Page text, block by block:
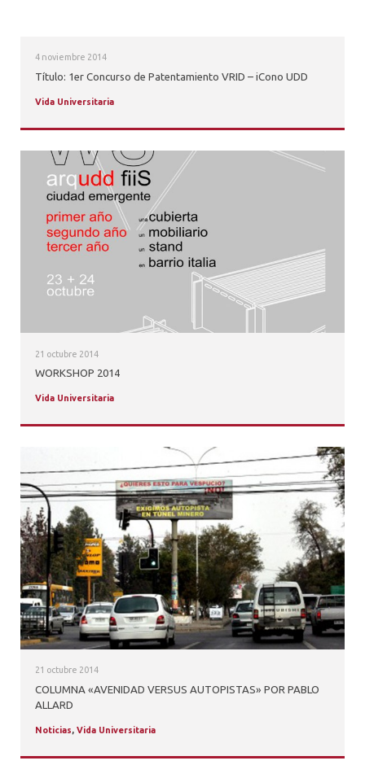
4 noviembre 2014
Título: 1er Concurso de Patentamiento VRID – iCono UDD
Vida Universitaria
21 octubre 2014
WORKSHOP 2014
Vida Universitaria
21 octubre 2014
COLUMNA «AVENIDAD VERSUS AUTOPISTAS» POR PABLO
ALLARD
Noticias, Vida Universitaria